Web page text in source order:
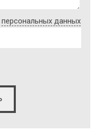
персональных данных